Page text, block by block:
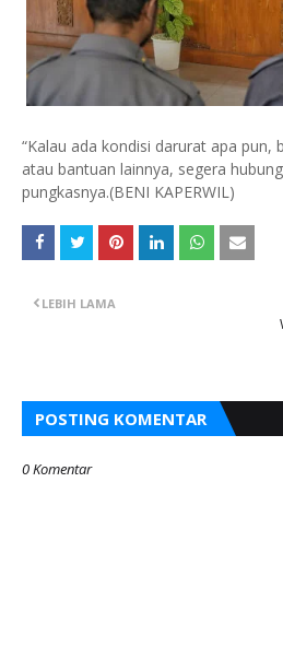
“Kalau ada kondisi darurat apa pun,
atau bantuan lainnya, segera
pungkasnya.(BENI KAPERWIL)
LEBIH LAMA
POSTING KOMENTAR
0 Komentar